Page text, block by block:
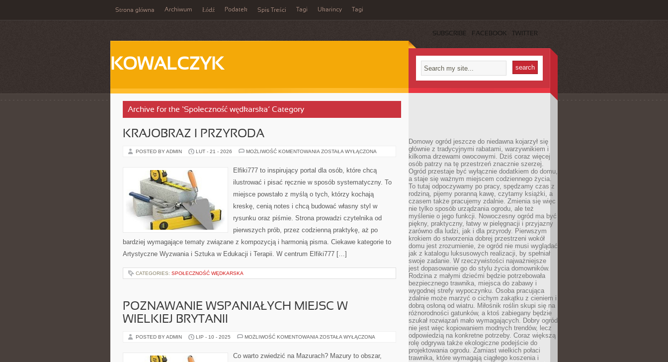
Strona główna Archiwum Łódź Podatek Spis Treści Tagi Ukarincy Tagi
SUBSCRIBE FACEBOOK TWITTER
KOWALCZYK
Archive for the ‘Społeczność wędkarska’ Category
KRAJOBRAZ I PRZYRODA
POSTED BY ADMIN LUT - 21 - 2026 MOŻLIWOŚĆ KOMENTOWANIA KRAJOBRAZ
ZOSTAŁA WYŁĄCZONA
Elfiki777 to inspirujący portal dla osób, które chcą
ilustrować i pisać ręcznie w sposób systematyczny. To
miejsce powstało z myślą o tych, którzy kochają
kreskę, cenią notes i chcą budować własny styl w
rysunku oraz piśmie. Strona prowadzi czytelnika od
pierwszych prób, przez codzienną praktykę, aż po
bardziej wymagające tematy związane z kompozycją i harmonią pisma. Ciekawe kategorie to
Artystyczne Wyzwania i Sztuka w Edukacji i Terapii. W centrum Elfiki777 […]
CATEGORIES: SPOŁECZNOŚĆ WĘDKARSKA
POZNAWANIE WSPANIAŁYCH MIEJSC W
WIELKIEJ BRYTANII
POSTED BY ADMIN LIP - 10 - 2025 MOŻLIWOŚĆ KOMENTOWANIA POZNAWANIE
W
WIELKIEJ
ZOSTAŁA WYŁĄCZONA
Co warto zwiedzić na Mazurach? Mazury to obszar,
Domowy ogród jeszcze do niedawna kojarzył się
głównie z tradycyjnymi rabatami, warzywnikiem i
kilkoma drzewami owocowymi. Dziś coraz więcej
osób patrzy na tę przestrzeń znacznie szerzej.
Ogród przestaje być wyłącznie dodatkiem do domu,
a staje się ważnym miejscem codziennego życia.
To tutaj odpoczywamy po pracy, spędzamy czas z
rodziną, pijemy poranną kawę, czytamy książki, a
czasem także pracujemy zdalnie. Zmienia się więc
nie tylko sposób urządzania ogrodu, ale też
myślenie o jego funkcji. Nowoczesny ogród ma być
piękny, praktyczny, łatwy w pielęgnacji i przyjazny
zarówno dla ludzi, jak i dla przyrody. Pierwszym
krokiem do stworzenia dobrej przestrzeni wokół
domu jest zrozumienie, że ogród nie musi wyglądać
jak z katalogu luksusowych realizacji, by spełniał
swoje zadanie. W rzeczywistości najważniejsze
jest dopasowanie go do stylu życia domowników.
Rodzina z małymi dziećmi będzie potrzebowała
bezpiecznego trawnika, miejsca do zabawy i
wygodnej strefy wypoczynku. Osoba pracująca
zdalnie może marzyć o cichym zakątku z cieniem i
dobrą osłoną od wiatru. Miłośnik roślin skupi się na
różnorodności gatunków, a ktoś zabiegany będzie
szukał rozwiązań mało wymagających. Dobry ogród
nie jest więc kopiowaniem modnych trendów, lecz
odpowiedzią na konkretne potrzeby. Coraz większą
rolę odgrywa także ekologiczne podejście do
projektowania ogrodu. Zamiast wielkich połaci
trawnika, które wymagają ciągłego koszenia i